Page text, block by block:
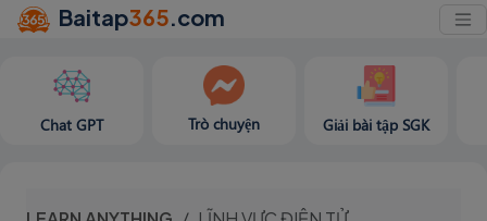
Baitap365.com
Chat GPT Trò chuyện Giải bài tập SGK